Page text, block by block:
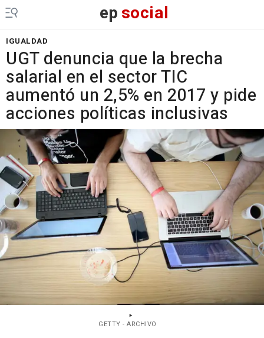
epsocial
IGUALDAD
UGT denuncia que la brecha
salarial en el sector TIC
aumentó un 2,5% en 2017 y pide
acciones políticas inclusivas
GETTY - ARCHIVO